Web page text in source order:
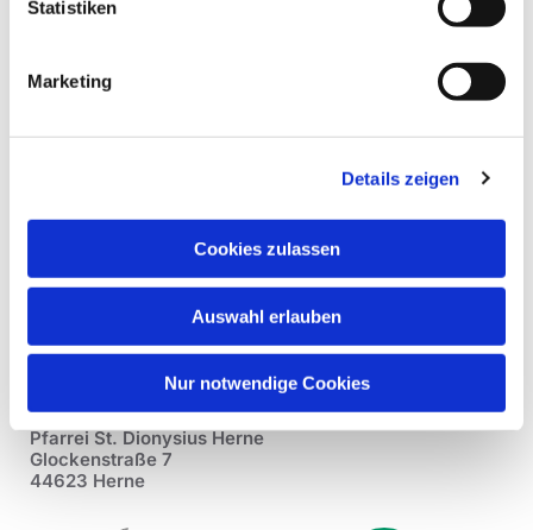
Statistiken
Marketing
Details zeigen
Cookies zulassen
Auswahl erlauben
Nur notwendige Cookies
Pfarrei St. Dionysius Herne
Glockenstraße 7
44623 Herne